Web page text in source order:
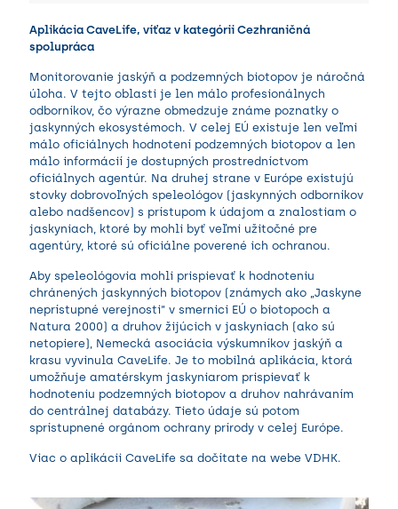
Aplikácia CaveLife, víťaz v kategórii Cezhraničná
spolupráca
Monitorovanie jaskýň a podzemných biotopov je náročná
úloha. V tejto oblasti je len málo profesionálnych
odborníkov, čo výrazne obmedzuje známe poznatky o
jaskynných ekosystémoch. V celej EÚ existuje len veľmi
málo oficiálnych hodnotení podzemných biotopov a len
málo informácií je dostupných prostredníctvom
oficiálnych agentúr. Na druhej strane v Európe existujú
stovky dobrovoľných speleológov (jaskynných odborníkov
alebo nadšencov) s prístupom k údajom a znalostiam o
jaskyniach, ktoré by mohli byť veľmi užitočné pre
agentúry, ktoré sú oficiálne poverené ich ochranou.
Aby speleológovia mohli prispievať k hodnoteniu
chránených jaskynných biotopov (známych ako „Jaskyne
neprístupné verejnosti“ v smernici EÚ o biotopoch a
Natura 2000) a druhov žijúcich v jaskyniach (ako sú
netopiere), Nemecká asociácia výskumníkov jaskýň a
krasu vyvinula CaveLife. Je to mobilná aplikácia, ktorá
umožňuje amatérskym jaskyniarom prispievať k
hodnoteniu podzemných biotopov a druhov nahrávaním
do centrálnej databázy. Tieto údaje sú potom
sprístupnené orgánom ochrany prírody v celej Európe.
Viac o aplikácii CaveLife sa dočítate na webe VDHK.